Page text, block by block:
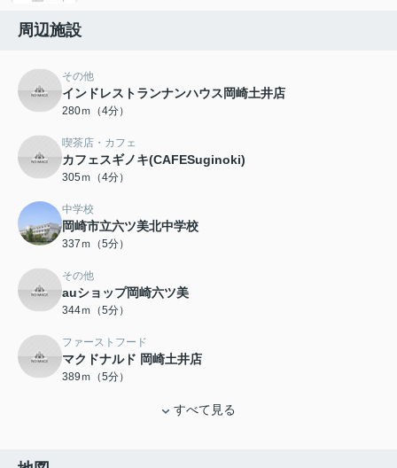
周辺施設
その他
インドレストランナンハウス岡崎土井店
280ｍ（4分）
喫茶店・カフェ
カフェスギノキ(CAFESuginoki)
305ｍ（4分）
中学校
岡崎市立六ツ美北中学校
337ｍ（5分）
その他
auショップ岡崎六ツ美
344ｍ（5分）
ファーストフード
マクドナルド 岡崎土井店
389ｍ（5分）
すべて見る